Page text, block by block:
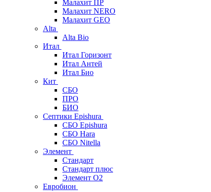
Малахит ПР
Малахит NERO
Малахит GEO
Alta
Alta Bio
Итал
Итал Горизонт
Итал Антей
Итал Био
Кит
СБО
ПРО
БИО
Септики Epishura
СБО Epishura
СБО Hara
СБО Nitella
Элемент
Стандарт
Стандарт плюс
Элемент О2
Евробион